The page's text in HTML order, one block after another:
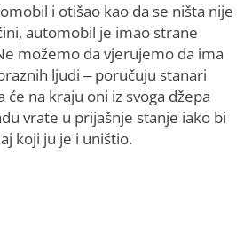
i otišao kao da se ništa nije
automobil je imao strane
možemo da vjerujemo da ima
ljudi – poručuju stanari
će na kraju oni iz svoga džepa
vrate u prijašnje stanje iako bi
koji ju je i uništio.